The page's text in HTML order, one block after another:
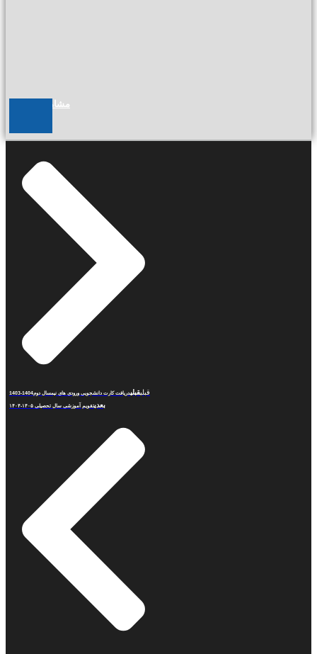
مشاهده بایگانی
قبلیقبلیدریافت کارت دانشجویی ورودی های نیمسال دوم1404-1403
بعدیتقويم آموزشی سال تحصیلی ۱۴۰۵-۱۴۰۴